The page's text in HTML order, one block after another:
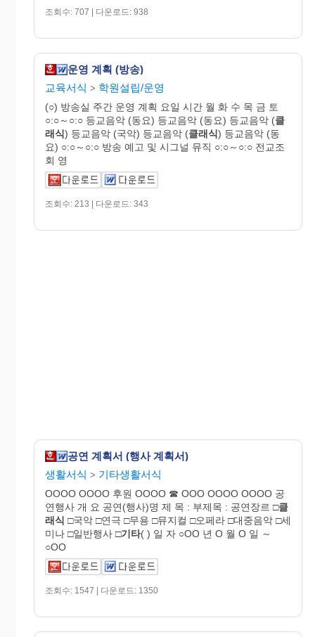
조회수: 707 | 다운로드: 938
운영 계획 (방송)
교육서식 > 학원설립/운영
(○) 방송실 주간 운영 계획 요일 시간 월 화 수 목 금 토
○:○～○:○ 등교음악 (동요) 등교음악 (동요) 등교음악 (클
래식) 등교음악 (국악) 등교음악 (클래식) 등교음악 (동
요) ○:○～○:○ 방송 예고 및 시그널 뮤직 ○:○～○:○ 전교조
회 영
조회수: 213 | 다운로드: 343
공연 계획서 (행사 계획서)
생활서식 > 기타생활서식
OOOO OOOO 후원 OOOO ☎ OOO OOOO OOOO 공
연행사 개 요 공연(행사)명 제 목 : 부제목 : 공연장르 □클
래식 □국악 □연극 □무용 □뮤지컬 □오페라 □대중음악 □세
미나 □일반행사 □기타( ) 일 자 ○OO 년 O 월 O 일 ～
○OO
조회수: 1547 | 다운로드: 1350